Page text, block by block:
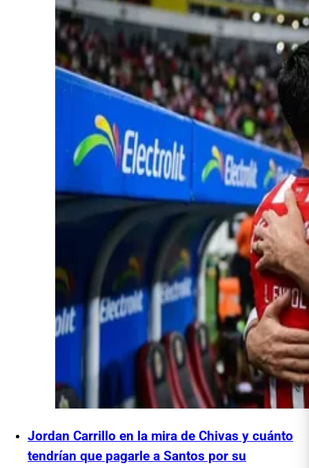
Jordan Carrillo en la mira de Chivas y cuánto
tendrían que pagarle a Santos por su